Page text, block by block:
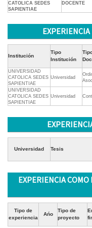
CATOLICA SEDES
SAPIENTIAE
DOCENTE
Institución
Tipo
Institución
UNIVERSIDAD
CATOLICA SEDES
SAPIENTIAE
Universidad
UNIVERSIDAD
CATOLICA SEDES
SAPIENTIAE
Universidad
Universidad Tesis
EXPERIENCIA COMO
Tipo de
experiencia
Ańo
Tipo de
proyecto